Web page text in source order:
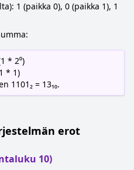
1 (paikka 0), 0 (paikka 1), 1
* 2⁰)
* 1)
1101₂ = 13₁₀.
erot
10)